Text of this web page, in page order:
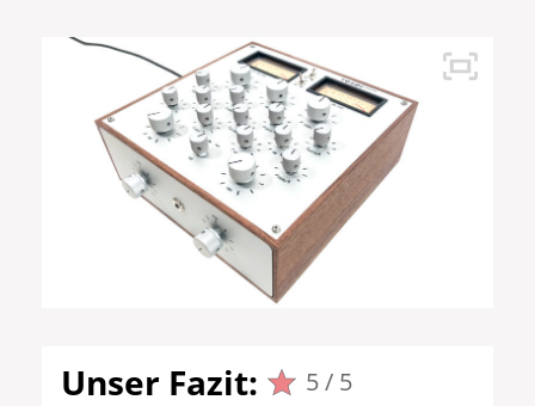
Unser Fazit:
5 / 5